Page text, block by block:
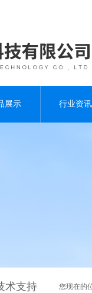
展示 行业资讯
术支持 您现在的